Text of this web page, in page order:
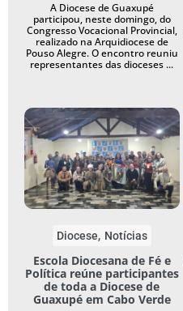
A Diocese de Guaxupé
participou, neste domingo, do
Congresso Vocacional Provincial,
realizado na Arquidiocese de
Pouso Alegre. O encontro reuniu
representantes das dioceses ...
Diocese Notícias
Escola Diocesana de Fé e
Política reúne participantes
de toda a Diocese de
Guaxupé em Cabo Verde